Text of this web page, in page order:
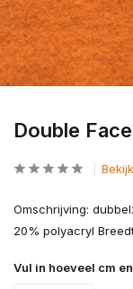
Double
Omschrijving:
20% polyacryl
Vul in hoeveel cm